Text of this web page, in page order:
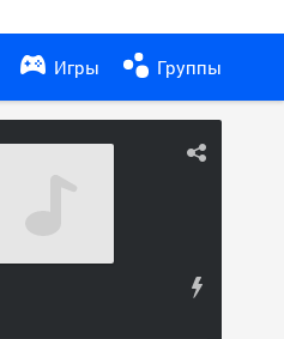
Игры Группы